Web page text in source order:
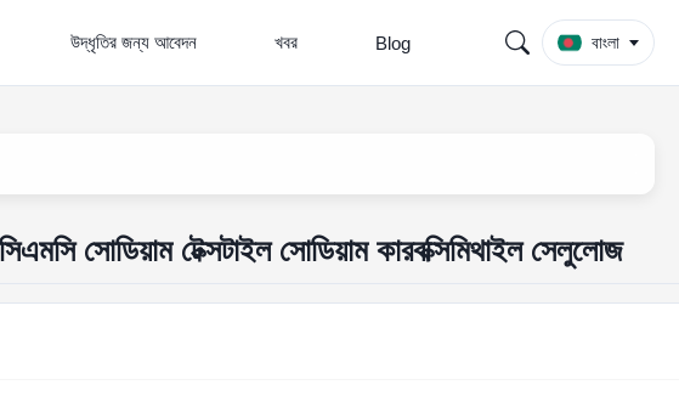
উদ্ধৃতির জন্য আবেদন খবর Blog বাংলা
সোডিয়াম টেক্সটাইল সোডিয়াম কারবক্সিমিথাইল সেলুলোজ